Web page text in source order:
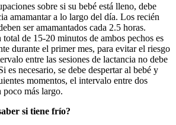
sobre si su bebé está lleno, debe
amamantar a lo largo del día. Los recién
ser amamantados cada 2.5 horas.
de 15-20 minutos de ambos pechos es
durante el primer mes, para evitar el riesgo
entre las sesiones de lactancia no debe
es necesario, se debe despertar al bebé y
momentos, el intervalo entre dos
poco más largo.
si tiene frío?